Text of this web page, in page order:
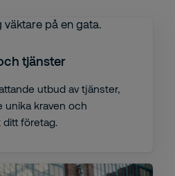
tjänster
utbud av tjänster,
unika kraven och
ditt företag.